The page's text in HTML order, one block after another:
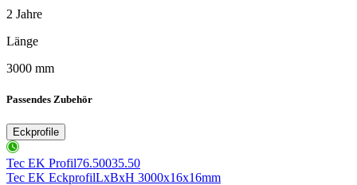
2 Jahre
Länge
3000 mm
Passendes Zubehör
Eckprofile
Tec EK Profil76.50035.50
Tec EK EckprofilLxBxH 3000x16x16mm